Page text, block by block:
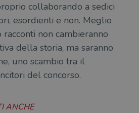
collaborando a sedici
esordienti e non. Meglio
non cambieranno
della storia, ma saranno
uno scambio tra il
del concorso.
ANCHE